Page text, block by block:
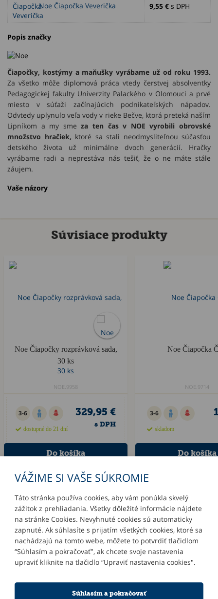
Noe Čiapočka Veverička 9,55 € s DPH
Popis značky
Čiapočky, kostýmy a maňušky vyrábame už od roku 1993.
Za všetko môže diplomová práca vtedy čerstvej absolventky
Pedagogickej fakulty Univerzity Palackého v Olomouci a prvé
miesto v súťaži začínajúcich podnikateľských nápadov.
Odvtedy uplynulo veľa vody v rieke Bečve, ktorá preteká naším
Lipníkom a my smeza ten čas v NOE vyrobili obrovské
množstvo hračiek, ktoré sa stali neodmysliteľnou súčasťou
detského života už minimálne dvoch generácií. Hračky
vyrábame radi a neprestáva nás tešiť, že o ne máte stále
záujem.
Vaše názory
Súvisiace produkty
Noe Čiapočky rozprávková sada,
30 ks
NOE.9958
3-6
dostupné do 21 dní
329,95 €
s DPH
Noe Čiapočka
NOE.9714
3-6
skladom
INFORMÁCIE
MÔJ ÚČET
NOVINKY E-MAILOM
VÁŽIME SI VAŠE SÚKROMIE
Táto stránka používa cookies, aby vám ponúkla skvelý
zážitok z prehliadania. Všetky dôležité informácie nájdete
na stránke Cookies. Nevyhnuté cookies sú automaticky
zapnuté. Ak súhlasíte s prijatím všetkých cookies, ktoré sa
nachádzajú na tomto webe, môžete to potvrdiť tlačidlom
“Súhlasím a pokračovať", ak chcete svoje nastavenia
upraviť kliknite na tlačidlo “Upraviť nastavenia cookies".
Súhlasím a pokračovať